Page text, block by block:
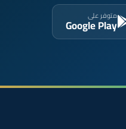
متوفر على
Google Play